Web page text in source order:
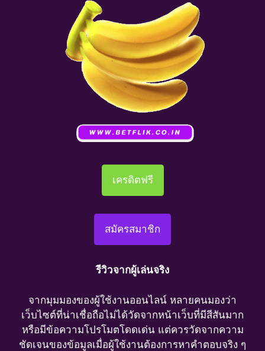
เครดิตฟรี
สมัครสมาชิก
รีวิวจากผู้เล่นจริง
จากมุมมองของผู้ใช้งานออนไลน์ หลายคนมองว่า
เว็บไซต์ที่น่าเชื่อถือไม่ได้วัดจากหน้าเว็บที่มีสีสันมาก
หรือมีข้อความโปรโมตโดดเด่น แต่ควรวัดจากความ
ชัดเจนของข้อมูลเมื่อผู้ใช้งานต้องการหาคำตอบจริง ๆ